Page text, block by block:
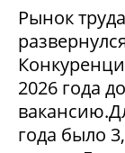
Рынок
2026 года
года было